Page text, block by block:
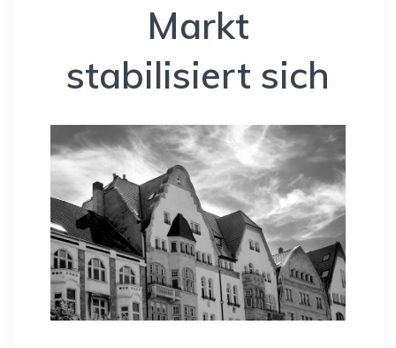
Markt
stabilisiert sich